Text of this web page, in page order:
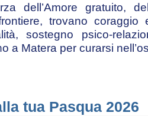
dell’Amore gratuito,
trovano
sostegno psico-
a Matera per curarsi
tua Pasqua 2026